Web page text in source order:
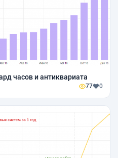
часов и антиквариата
77 0